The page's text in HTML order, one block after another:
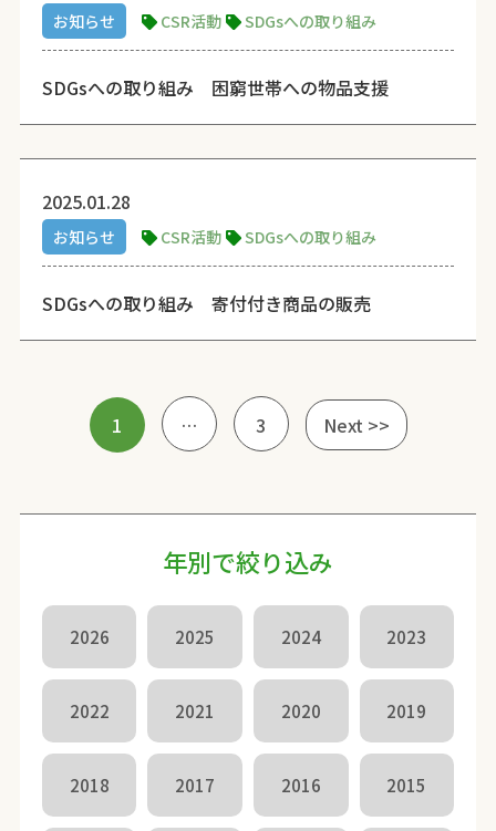
お知らせ CSR活動 SDGsへの取り組み
SDGsへの取り組み 困窮世帯への物品支援
2025.01.28
お知らせ CSR活動 SDGsへの取り組み
SDGsへの取り組み 寄付付き商品の販売
1 … 3 Next >>
年別で絞り込み
2026 2025 2024 2023
2022 2021 2020 2019
2018 2017 2016 2015